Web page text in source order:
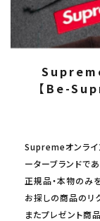
【Be-
Supremeオンライ
ーターブランドで
正規品・本物のみ
お探しの商品のリ
またプレゼント商